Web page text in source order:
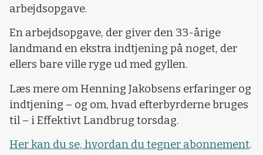
arbejdsopgave.
En arbejdsopgave, der giver den 33-årige
landmand en ekstra indtjening på noget, der
ellers bare ville ryge ud med gyllen.
Læs mere om Henning Jakobsens erfaringer og
indtjening – og om, hvad efterbyrderne bruges
til – i Effektivt Landbrug torsdag.
Her kan du se, hvordan du tegner abonnement.